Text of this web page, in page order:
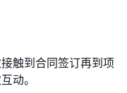
触到合同签订再到项
动。